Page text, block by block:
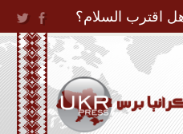
Jump to
هل اقترب السلام؟